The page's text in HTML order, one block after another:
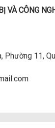
VÀ CÔNG
Phường 11,